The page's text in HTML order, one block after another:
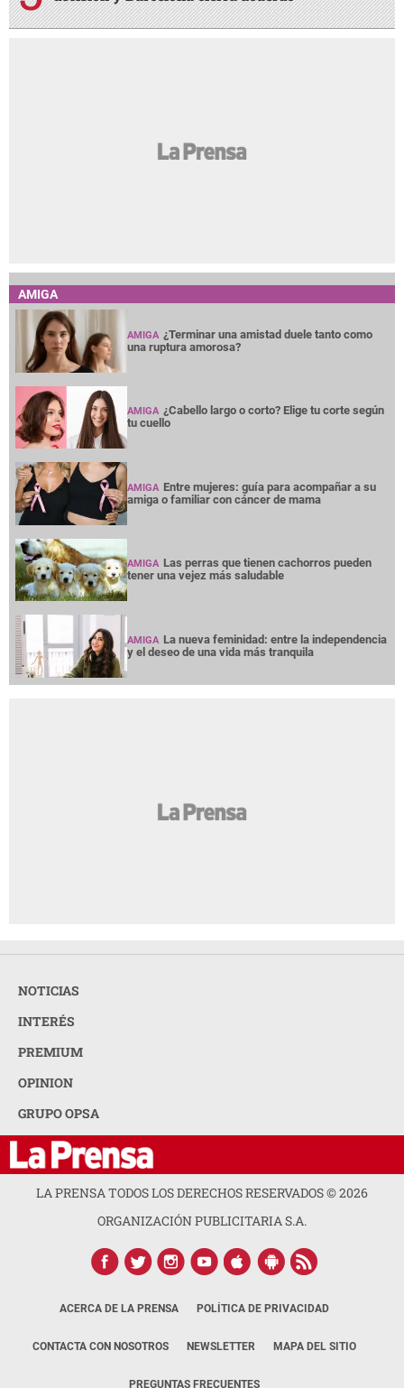
AMIGA
AMIGA ¿Terminar una amistad duele tanto como
una ruptura amorosa?
AMIGA ¿Cabello largo o corto? Elige tu corte según
tu cuello
AMIGA Entre mujeres: guía para acompañar a su
amiga o familiar con cáncer de mama
AMIGA Las perras que tienen cachorros pueden
tener una vejez más saludable
AMIGA La nueva feminidad: entre la independencia
y el deseo de una vida más tranquila
NOTICIAS
INTERÉS
PREMIUM
OPINION
GRUPO OPSA
LA PRENSA TODOS LOS DERECHOS RESERVADOS ©2026
ORGANIZACIÓN PUBLICITARIA S.A.
ACERCA DE LA PRENSA POLÍTICA DE PRIVACIDAD
CONTACTA CON NOSOTROS NEWSLETTER MAPA DEL SITIO
PREGUNTAS FRECUENTES